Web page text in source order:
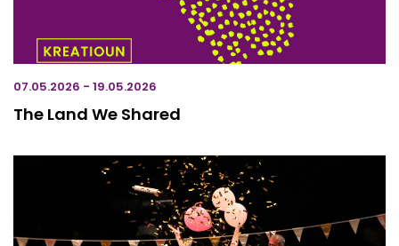
07.05.2026 - 19.05.2026
The Land We Shared